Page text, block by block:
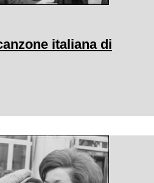
italiana di